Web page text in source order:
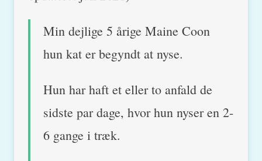
Min dejlige 5 årige Maine Coon
hun kat er begyndt at nyse.
Hun har haft et eller to anfald de
sidste par dage, hvor hun nyser en 2-
6 gange i træk.